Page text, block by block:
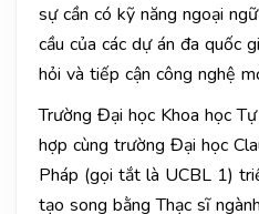
sự cần có kỹ năng ngoại
cầu của các dự án đa quốc
hỏi và tiếp cận công nghệ
Trường Đại học Khoa học
hợp cùng trường Đại học
Pháp (gọi tắt là UCBL 1)
tạo song bằng Thạc sĩ